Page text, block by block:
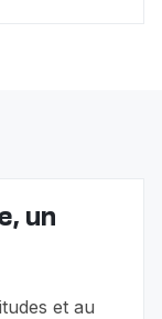
un
et au